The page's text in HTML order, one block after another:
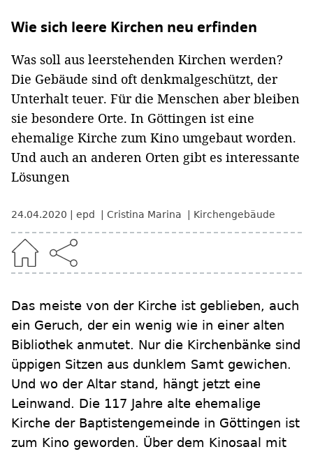
Wie sich leere Kirchen neu erfinden
Was soll aus leerstehenden Kirchen werden?
Die Gebäude sind oft denkmalgeschützt, der
Unterhalt teuer. Für die Menschen aber bleiben
sie besondere Orte. In Göttingen ist eine
ehemalige Kirche zum Kino umgebaut worden.
Und auch an anderen Orten gibt es interessante
Lösungen
24.04.2020 epd Cristina Marina Kirchengebäude
Das meiste von der Kirche ist geblieben, auch
ein Geruch, der ein wenig wie in einer alten
Bibliothek anmutet. Nur die Kirchenbänke sind
üppigen Sitzen aus dunklem Samt gewichen.
Und wo der Altar stand, hängt jetzt eine
Leinwand. Die 117 Jahre alte ehemalige
Kirche der Baptistengemeinde in Göttingen ist
zum Kino geworden. Über dem Kinosaal mit